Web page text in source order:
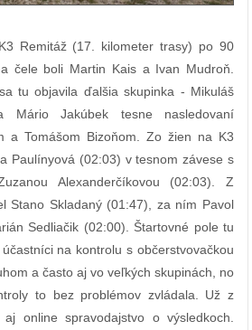
Remitáž (17. kilometer trasy) po 90
čele boli Martin Kais a Ivan Mudroň.
tu objavila ďalšia skupinka - Mikuláš
Jakúbek tesne nasledovaní
a Tomášom Bizoňom. Zo žien na K3
Paulínyová (02:03) v tesnom závese s
Alexanderčíkovou (02:03). Z
Stano Skladaný (01:47), za ním Pavol
Sedliačik (02:00). Štartovné pole tu
na kontrolu s občerstvovačkou
a často aj vo veľkých skupinách, no
to bez problémov zvládala. Už z
online spravodajstvo o výsledkoch.